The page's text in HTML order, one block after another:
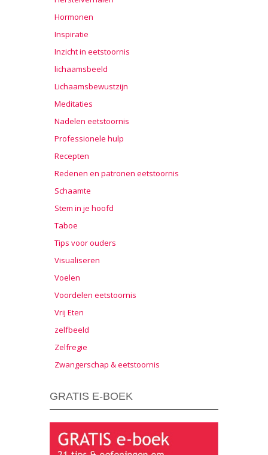
Hormonen
Inspiratie
Inzicht in eetstoornis
lichaamsbeeld
Lichaamsbewustzijn
Meditaties
Nadelen eetstoornis
Professionele hulp
Recepten
Redenen en patronen eetstoornis
Schaamte
Stem in je hoofd
Taboe
Tips voor ouders
Visualiseren
Voelen
Voordelen eetstoornis
Vrij Eten
zelfbeeld
Zelfregie
Zwangerschap & eetstoornis
GRATIS E-BOEK